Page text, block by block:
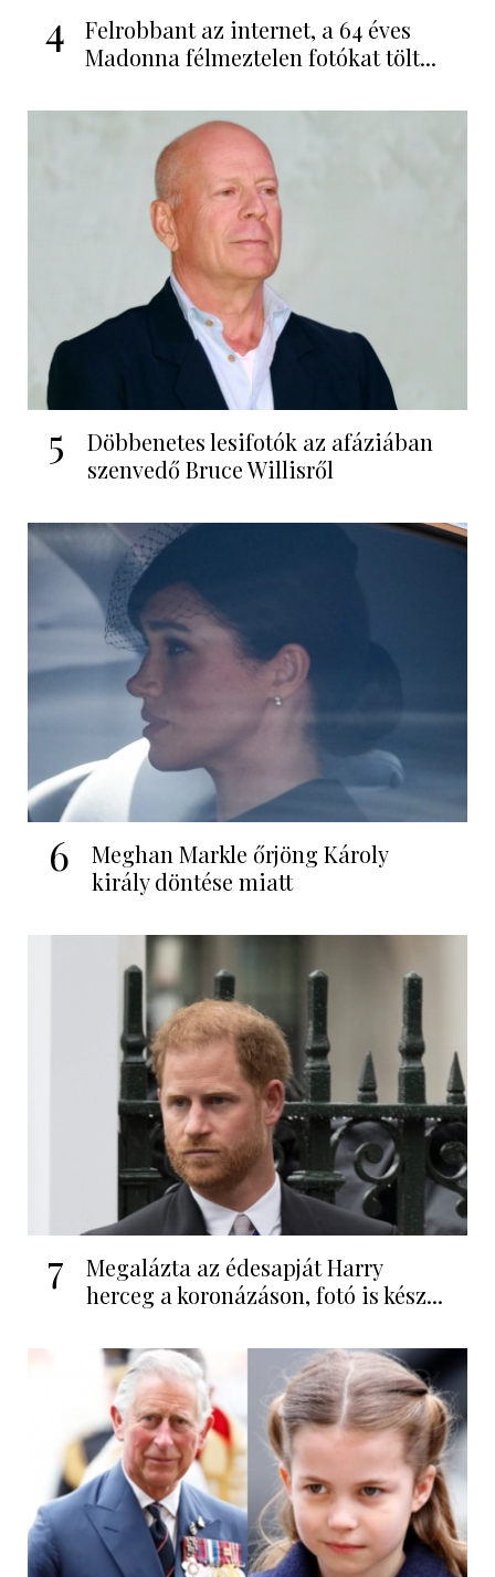
4
Felrobbant az internet, a 64 éves
Madonna félmeztelen fotókat tölt...
5
Döbbenetes lesifotók az afáziában
szenvedő Bruce Willisről
6
Meghan Markle őrjöng Károly
király döntése miatt
7
Megalázta az édesapját Harry
herceg a koronázáson, fotó is kész...